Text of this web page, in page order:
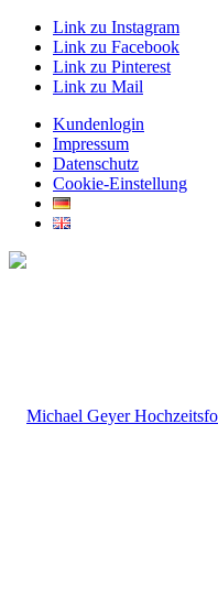
Link zu Instagram
Link zu Facebook
Link zu Pinterest
Link zu Mail
Kundenlogin
Impressum
Datenschutz
Cookie-Einstellung